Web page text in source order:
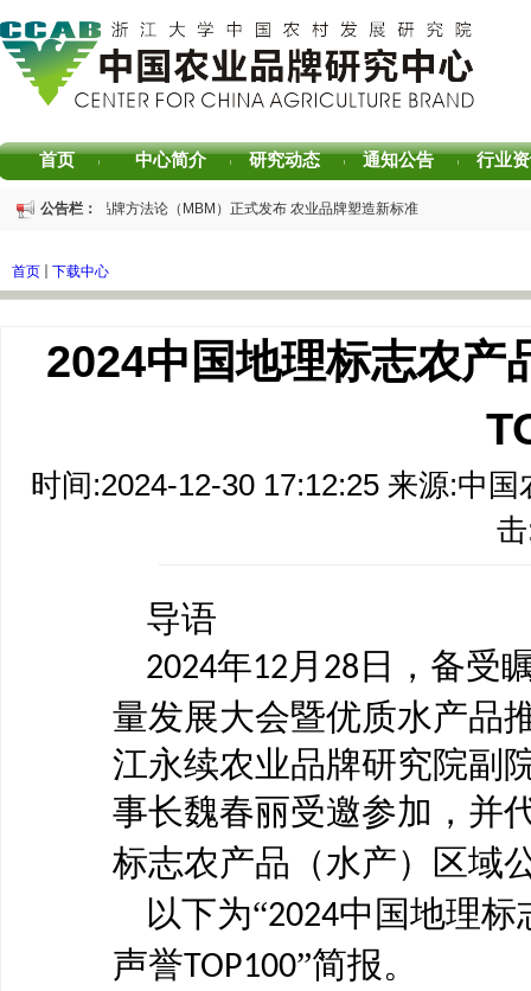
首页 | 中心简介 | 研究动态 | 通知公告 | 行业
公告栏：
发布 | 芒种品牌方法论（MBM）正式发布 农业品牌塑造新标准
赋能乡村振兴！“耕读中国·品牌强农”主题阅读活动在杭州圆满落幕
观点｜建构富有持久竞争力的中国品牌生态 创新具有独特整合力的中国品牌叙事
首页 下载中心
2024中国地理标志农产
时间:2024-12-30 17:12:25 来源:中
导语
2024年12 月 28日，备受
量发展大会暨优质水产品
江永续农业品牌研究院副
事长魏春丽受邀参加，并
标志农产品（水产）区域
以下为“2024中国地理标
声誉TOP100”简报。